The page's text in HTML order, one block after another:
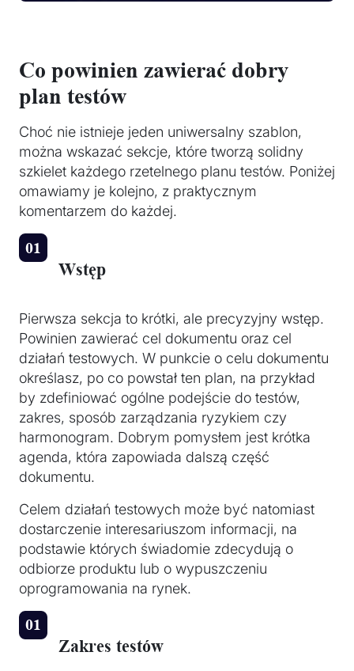
Co powinien zawierać dobry
plan testów
Choć nie istnieje jeden uniwersalny szablon,
można wskazać sekcje, które tworzą solidny
szkielet każdego rzetelnego planu testów. Poniżej
omawiamy je kolejno, z praktycznym
komentarzem do każdej.
Wstęp
Pierwsza sekcja to krótki, ale precyzyjny wstęp.
Powinien zawierać cel dokumentu oraz cel
działań testowych. W punkcie o celu dokumentu
określasz, po co powstał ten plan, na przykład
by zdefiniować ogólne podejście do testów,
zakres, sposób zarządzania ryzykiem czy
harmonogram. Dobrym pomysłem jest krótka
agenda, która zapowiada dalszą część
dokumentu.
Celem działań testowych może być natomiast
dostarczenie interesariuszom informacji, na
podstawie których świadomie zdecydują o
odbiorze produktu lub o wypuszczeniu
oprogramowania na rynek.
Zakres testów